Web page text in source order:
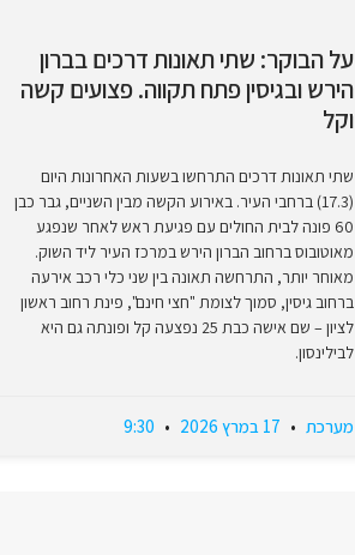
על הבוקר: שתי תאונות דרכים בברון
הירש ובגיסין פתח תקווה. פצועים קשה
וקל
שתי תאונות דרכים התרחשו בשעות האחרונות היום
(17.3) ברחבי העיר. באירוע הקשה מבין השניים, גבר כבן
60 פונה לבית החולים עם פגיעת ראש לאחר שנפגע
מאוטובוס ברחוב הברון הירש במרכז העיר ליד השוק.
מאוחר יותר, התרחשה תאונה בין שני כלי רכב אירעה
ברחוב גיסין, סמוך לצומת "חצי חינם", פינת רחוב ראשון
לציון – שם אישה כבת 25 נפצעה קל ופונתה גם היא
לבילינסון.
מערכת